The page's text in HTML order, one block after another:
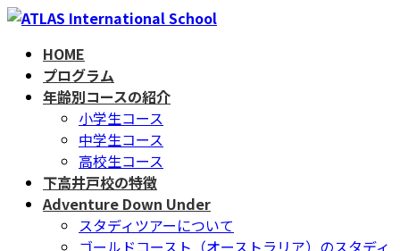
コ
ナ
HOME
プログラム
年齢別コースの紹介
小学生コース
中学生コース
高校生コース
下高井戸校の特徴
Adventure Down Under
スタディツアーについて
ゴールドコースト（オーストラリア）のスタディ